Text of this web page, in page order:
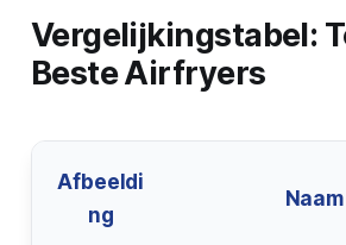
Vergelijkingstabel:
Beste Airfryers
Afbeeldi
ng
Naam